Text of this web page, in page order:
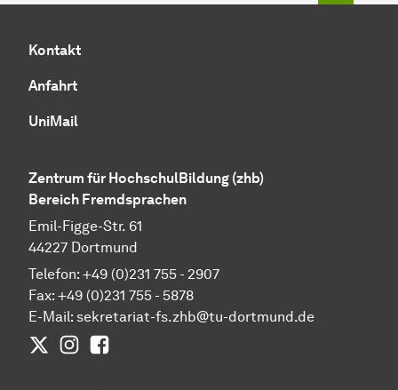
Kontakt
Anfahrt
UniMail
Zentrum für HochschulBildung (zhb)
Bereich Fremdsprachen
Emil-Figge-Str. 61
44227 Dortmund
Telefon: +49 (0)231 755 - 2907
Fax: +49 (0)231 755 - 5878
E-Mail: sekretariat-fs.zhb@tu-dortmund.de
TwitterInstagram